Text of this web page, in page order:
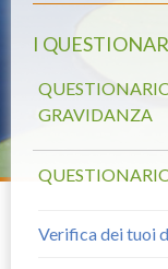
I
GRAVIDANZA
Verifica dei tuoi